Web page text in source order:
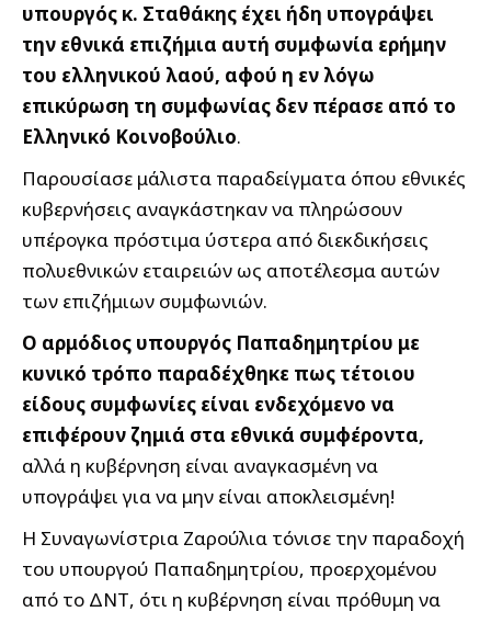
υπουργός κ. Σταθάκης έχει ήδη υπογράψει
την εθνικά επιζήμια αυτή συμφωνία ερήμην
του ελληνικού λαού, αφού η εν λόγω
επικύρωση τη συμφωνίας δεν πέρασε από το
Ελληνικό Κοινοβούλιο.
Παρουσίασε μάλιστα παραδείγματα όπου εθνικές
κυβερνήσεις αναγκάστηκαν να πληρώσουν
υπέρογκα πρόστιμα ύστερα από διεκδικήσεις
πολυεθνικών εταιρειών ως αποτέλεσμα αυτών
των επιζήμιων συμφωνιών.
Ο αρμόδιος υπουργός Παπαδημητρίου με
κυνικό τρόπο παραδέχθηκε πως τέτοιου
είδους συμφωνίες είναι ενδεχόμενο να
επιφέρουν ζημιά στα εθνικά συμφέροντα,
αλλά η κυβέρνηση είναι αναγκασμένη να
υπογράψει για να μην είναι αποκλεισμένη!
Η Συναγωνίστρια Ζαρούλια τόνισε την παραδοχή
του υπουργού Παπαδημητρίου, προερχομένου
από το ΔΝΤ, ότι η κυβέρνηση είναι πρόθυμη να